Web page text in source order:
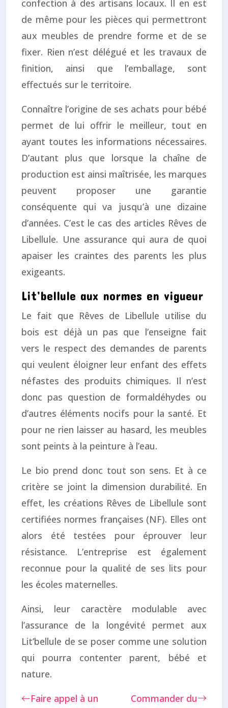
confection à des artisans locaux. Il en est
de même pour les pièces qui permettront
aux meubles de prendre forme et de se
fixer. Rien n’est délégué et les travaux de
finition, ainsi que l’emballage, sont
effectués sur le territoire.
Connaître l’origine de ses achats pour bébé
permet de lui offrir le meilleur, tout en
ayant toutes les informations nécessaires.
D’autant plus que lorsque la chaîne de
production est ainsi maîtrisée, les marques
peuvent proposer une garantie
conséquente qui va jusqu’à une dizaine
d’années. C’est le cas des articles Rêves de
Libellule. Une assurance qui aura de quoi
apaiser les craintes des parents les plus
exigeants.
Lit’bellule aux normes en vigueur
Le fait que Rêves de Libellule utilise du
bois est déjà un pas que l’enseigne fait
vers le respect des demandes de parents
qui veulent éloigner leur enfant des effets
néfastes des produits chimiques. Il n’est
donc pas question de formaldéhydes ou
d’autres éléments nocifs pour la santé. Et
pour ne rien laisser au hasard, les meubles
sont peints à la peinture à l’eau.
Le bio prend donc tout son sens. Et à ce
critère se joint la dimension durabilité. En
effet, les créations Rêves de Libellule sont
certifiées normes françaises (NF). Elles ont
alors été testées pour éprouver leur
résistance. L’entreprise est également
reconnue pour la qualité de ses lits pour
les écoles maternelles.
Ainsi, leur caractère modulable avec
l’assurance de la longévité permet aux
Lit’bellule de se poser comme une solution
qui pourra contenter parent, bébé et
nature.
Faire appel à un
Commander du